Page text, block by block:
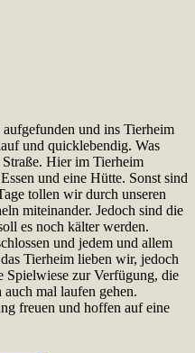
und ins Tierheim
und quicklebendig. Was
Straße. Hier im Tierheim
und eine Hütte. Sonst sind
tollen wir durch unseren
miteinander. Jedoch sind die
es noch kälter werden.
und jedem und allem
Tierheim lieben wir, jedoch
Spielwiese zur Verfügung, die
mal laufen gehen.
freuen und hoffen auf eine